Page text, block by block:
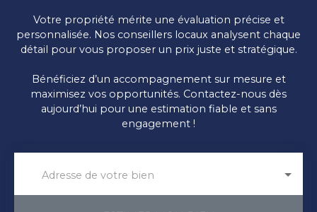
Votre propriété mérite une évaluation précise et
personnalisée. Nos conseillers locaux analysent chaque
détail pour vous proposer un prix juste et stratégique.
Bénéficiez d’un accompagnement sur mesure et
maximisez vos opportunités. Contactez-nous dès
aujourd’hui pour une estimation fiable et sans
engagement !
Adresse de votre bien